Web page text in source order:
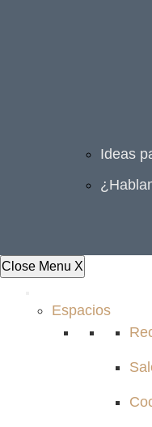
Ideas
Close Menu X
Espacios